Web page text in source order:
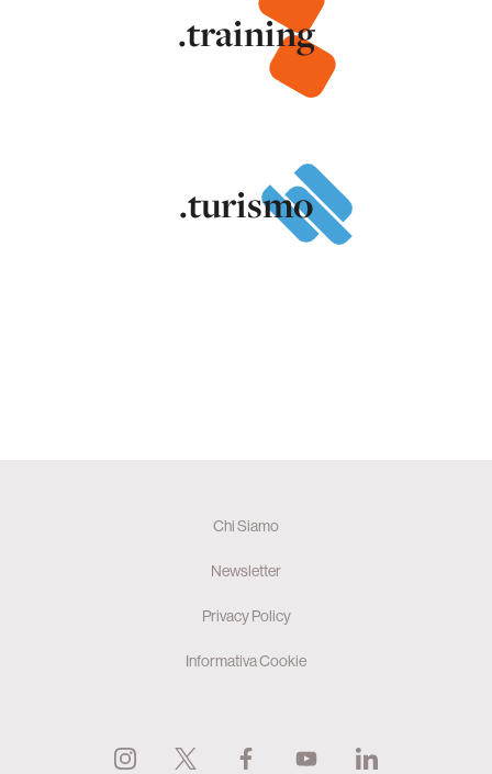
.training
.turismo
Chi Siamo
Newsletter
Privacy Policy
Informativa Cookie